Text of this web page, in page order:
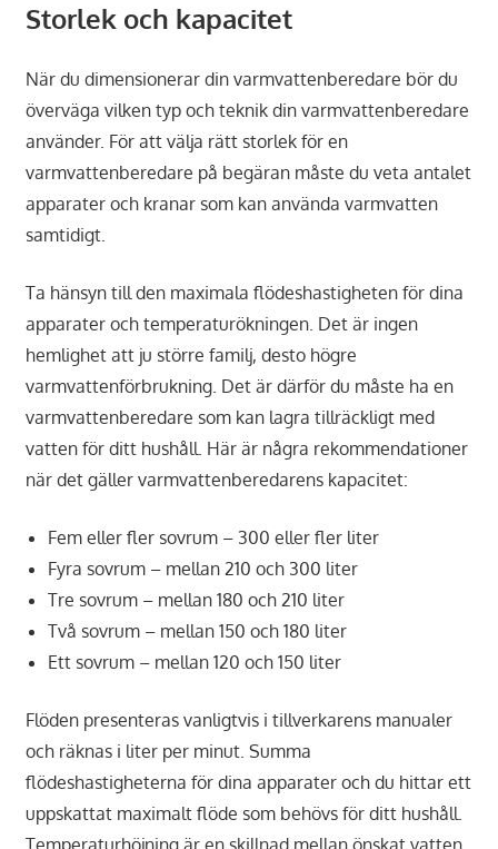
Storlek och kapacitet
När du dimensionerar din varmvattenberedare bör du
överväga vilken typ och teknik din varmvattenberedare
använder. För att välja rätt storlek för en
varmvattenberedare på begäran måste du veta antalet
apparater och kranar som kan använda varmvatten
samtidigt.
Ta hänsyn till den maximala flödeshastigheten för dina
apparater och temperaturökningen. Det är ingen
hemlighet att ju större familj, desto högre
varmvattenförbrukning. Det är därför du måste ha en
varmvattenberedare som kan lagra tillräckligt med
vatten för ditt hushåll. Här är några rekommendationer
när det gäller varmvattenberedarens kapacitet:
Fem eller fler sovrum – 300 eller fler liter
Fyra sovrum – mellan 210 och 300 liter
Tre sovrum – mellan 180 och 210 liter
Två sovrum – mellan 150 och 180 liter
Ett sovrum – mellan 120 och 150 liter
Flöden presenteras vanligtvis i tillverkarens manualer
och räknas i liter per minut. Summa
flödeshastigheterna för dina apparater och du hittar ett
uppskattat maximalt flöde som behövs för ditt hushåll.